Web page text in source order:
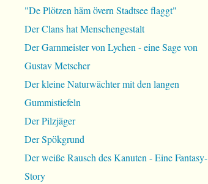
"De Plötzen häm övern Stadtsee flaggt"
Der Clans hat Menschengestalt
Der Garnmeister von Lychen - eine Sage von
Gustav Metscher
Der kleine Naturwächter mit den langen
Gummistiefeln
Der Pilzjäger
Der Spökgrund
Der weiße Rausch des Kanuten - Eine Fantasy-
Story